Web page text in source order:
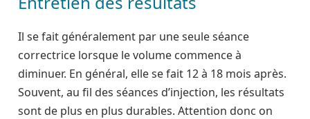
Il se fait généralement par une seule séance
correctrice lorsque le volume commence à
diminuer. En général, elle se fait 12 à 18 mois après.
Souvent, au fil des séances d’injection, les résultats
sont de plus en plus durables. Attention donc on